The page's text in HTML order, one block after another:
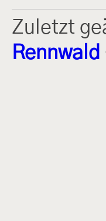
Zuletzt
Rennwald